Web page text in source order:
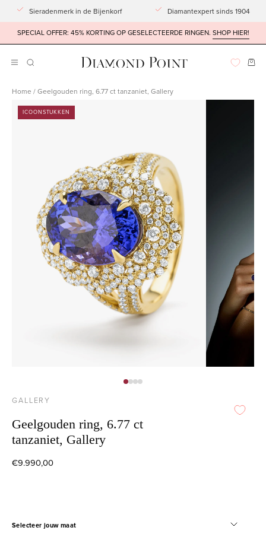
Doorgaan
naar
artikel
Sieradenmerk in de Bijenkorf Diamantexpert sinds 1904
SPECIAL OFFER: 45% KORTING OP GESELECTEERDE RINGEN. SHOP HIER!
Navigatiemenu
ZOEKBALK
Home /Geelgouden ring, 6.77 ct tanzaniet, Gallery
ICOONSTUKKEN
Afbeeldingslightbox
openen
GALLERY
Geelgouden ring, 6.77 ct
tanzaniet, Gallery
€9.990,00
Selecteer jouw maat